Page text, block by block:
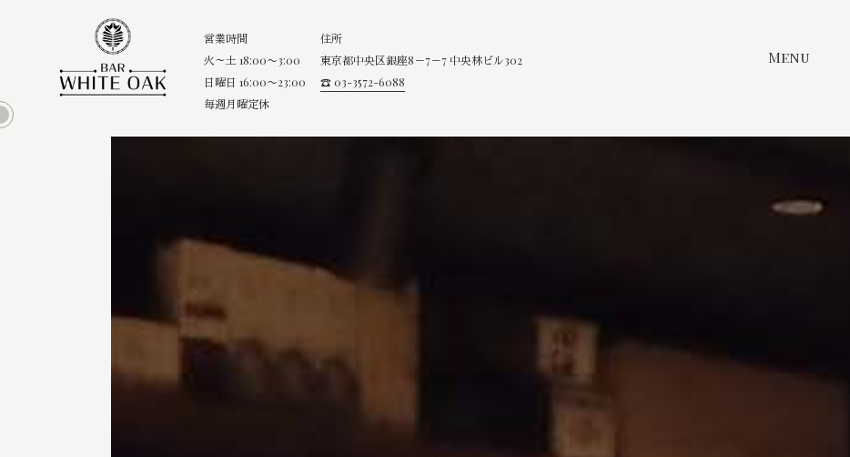
営業時間
火～土 18:00〜3:00
日曜日 16:00〜23:00
毎週月曜定休
住所
東京都中央区銀座8－7－7 中央林ビル302
☎ 03-3572-6088
Menu